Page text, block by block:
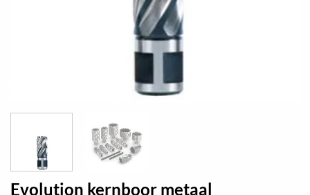
Evolution kernboor metaal